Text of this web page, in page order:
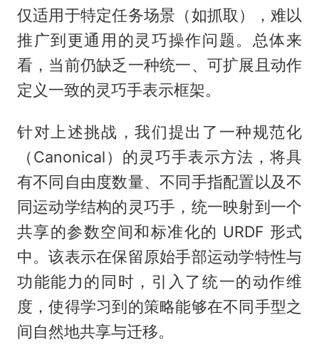
仅适用于特定任务场景（如抓取），难以
推广到更通用的灵巧操作问题。总体来
看，当前仍缺乏一种统一、可扩展且动作
定义一致的灵巧手表示框架。
针对上述挑战，我们提出了一种规范化
（Canonical）的灵巧手表示方法，将具
有不同自由度数量、不同手指配置以及不
同运动学结构的灵巧手，统一映射到一个
共享的参数空间和标准化的 URDF 形式
中。该表示在保留原始手部运动学特性与
功能能力的同时，引入了统一的动作维
度，使得学习到的策略能够在不同手型之
间自然地共享与迁移。